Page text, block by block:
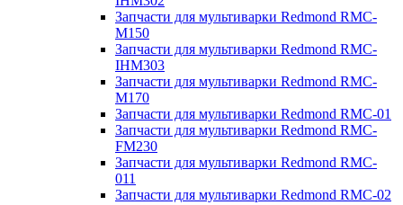
Запчасти для мультиварки Redmond RMC-
M150
Запчасти для мультиварки Redmond RMC-
IHM303
Запчасти для мультиварки Redmond RMC-
M170
Запчасти для мультиварки Redmond RMC-01
Запчасти для мультиварки Redmond RMC-
FM230
Запчасти для мультиварки Redmond RMC-
011
Запчасти для мультиварки Redmond RMC-02